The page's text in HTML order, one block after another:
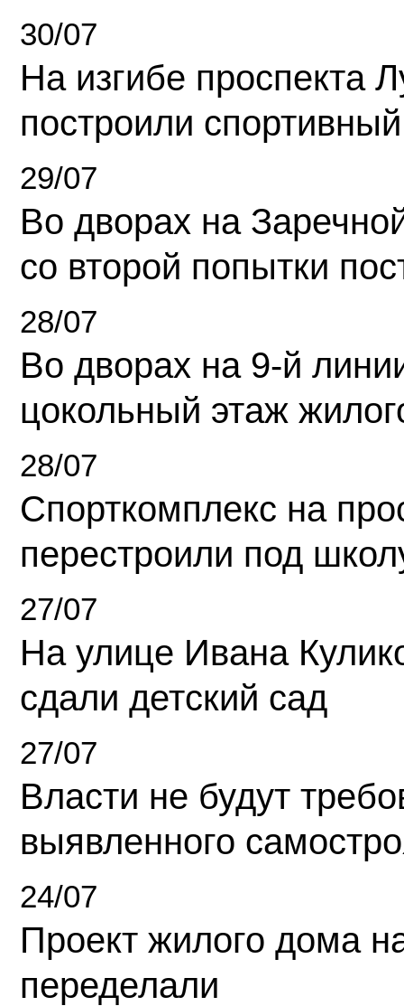
30/07
На изгибе проспекта
построили
29/07
Во дворах на
со второй попытки
28/07
Во дворах на 9-й
цокольный этаж
28/07
Спорткомплекс на
перестроили под
27/07
На улице Ивана
сдали детский сад
27/07
Власти не будут
выявленного
24/07
Проект жилого дома
переделали